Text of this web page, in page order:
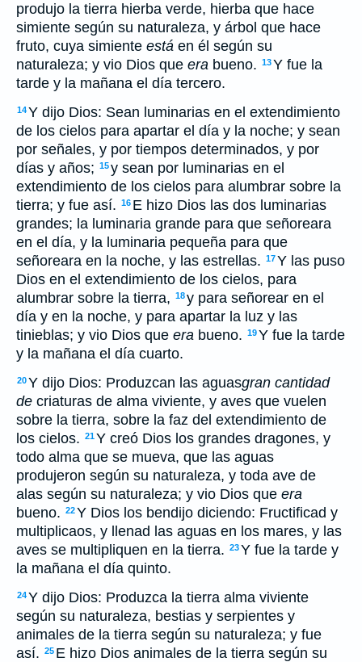
produjo la tierra hierba verde, hierba que hace
simiente según su naturaleza, y árbol que hace
fruto, cuya simiente está en él según su
naturaleza; y vio Dios que era bueno. 13Y fue la
tarde y la mañana el día tercero.
14Y dijo Dios: Sean luminarias en el extendimiento
de los cielos para apartar el día y la noche; y sean
por señales, y por tiempos determinados, y por
días y años; 15y sean por luminarias en el
extendimiento de los cielos para alumbrar sobre la
tierra; y fue así. 16 E hizo Dios las dos luminarias
grandes; la luminaria grande para que señoreara
en el día, y la luminaria pequeña para que
señoreara en la noche, y las estrellas. 17Y las puso
Dios en el extendimiento de los cielos, para
alumbrar sobre la tierra, 18y para señorear en el
día y en la noche, y para apartar la luz y las
tinieblas; y vio Dios que era bueno. 19Y fue la tarde
y la mañana el día cuarto.
20Y dijo Dios: Produzcan las aguasgran cantidad
de criaturas de alma viviente, y aves que vuelen
sobre la tierra, sobre la faz del extendimiento de
los cielos. 21Y creó Dios los grandes dragones, y
todo alma que se mueva, que las aguas
produjeron según su naturaleza, y toda ave de
alas según su naturaleza; y vio Dios que era
bueno. 22Y Dios los bendijo diciendo: Fructificad y
multiplicaos, y llenad las aguas en los mares, y las
aves se multipliquen en la tierra. 23Y fue la tarde y
la mañana el día quinto.
24Y dijo Dios: Produzca la tierra alma viviente
según su naturaleza, bestias y serpientes y
animales de la tierra según su naturaleza; y fue
así. 25 E hizo Dios animales de la tierra según su